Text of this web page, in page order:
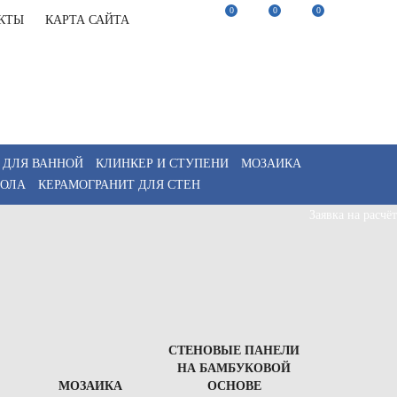
КАРТА САЙТА
0 0 0
ВАННОЙ КЛИНКЕР И СТУПЕНИ
МОЗАИКА
КЕРАМОГРАНИТ ДЛЯ СТЕН
МОЗАИКА
СТЕНОВЫЕ ПАНЕЛИ
НА БАМБУКОВОЙ
ОСНОВЕ
Заявка на расчёт